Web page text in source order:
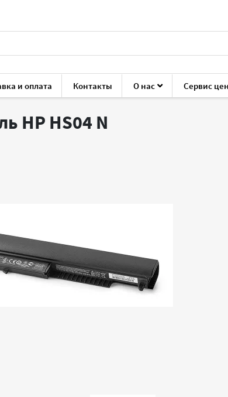
и оплата Контакты О нас Сервис
Аксессуары для ноутбуков и ПК Батареи для
HP HS04 N